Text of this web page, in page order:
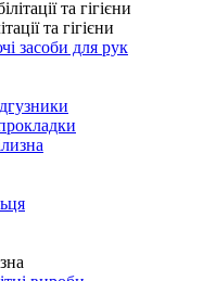
та гігієни
засоби для рук